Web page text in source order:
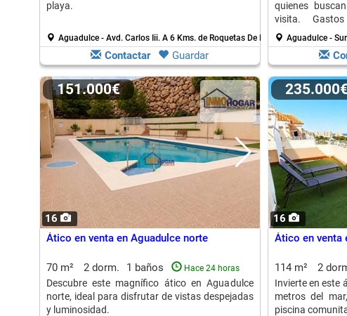
playa.
Aguadulce - Avd. Carlos Iii. A 6 Kms. de Roquetas De Mar
Contactar Guardar
quienes
visita.
mensuales.
Aguadulce -
16
151.000€
Ático en venta en Aguadulce norte
70 m² 2 dorm. 1 baños Hace 24 horas
Descubre este magnífico ático en Aguadulce
norte, ideal para disfrutar de vistas despejadas
y luminosidad.
16
Ático en venta
114 m² 2
Invierte en este
metros del
piscina